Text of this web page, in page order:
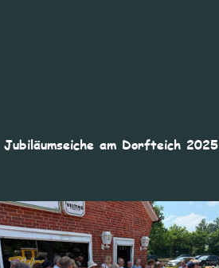
Jubiläumseiche am Dorfteich 2025